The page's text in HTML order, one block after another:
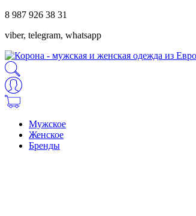
8 987 926 38 31
viber, telegram, whatsapp
Мужское
Женское
Бренды